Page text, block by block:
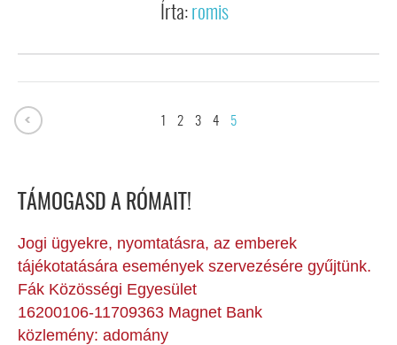
Írta: romis
2 3 4 5
TÁMOGASD A RÓMAIT!
Jogi ügyekre, nyomtatásra, az emberek
tájékotatására események szervezésére gyűjtünk.
Fák Közösségi Egyesület
16200106-11709363 Magnet Bank
közlemény: adomány